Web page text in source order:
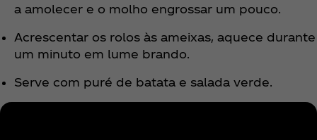
a amolecer e o molho engrossar um pouco.
Acrescentar os rolos às ameixas, aquece durante
um minuto em lume brando.
Serve com puré de batata e salada verde.